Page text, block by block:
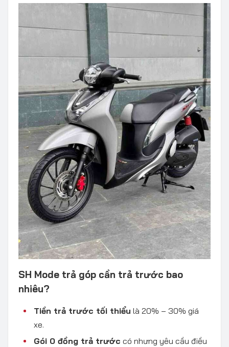
SH Mode trả góp cần trả trước bao
nhiêu?
Tiền trả trước tối thiểu là 20% – 30% giá
xe.
Gói 0 đồng trả trước có nhưng yêu cầu điều